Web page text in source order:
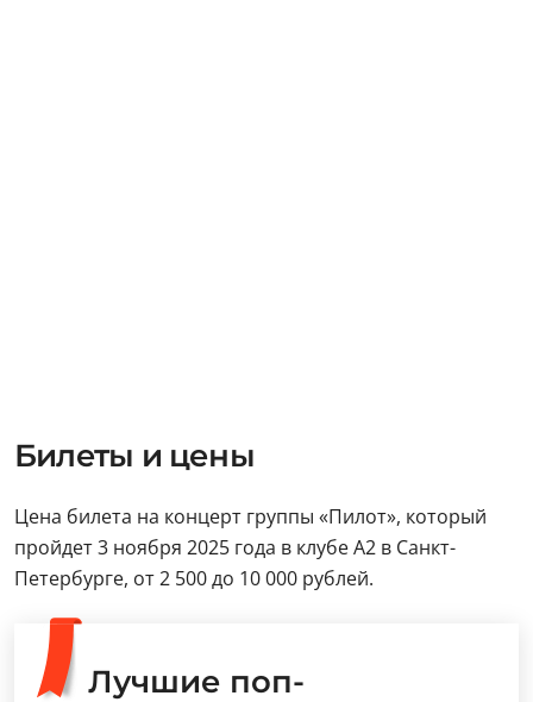
Билеты и цены
Цена билета на концерт группы «Пилот», который
пройдет 3 ноября 2025 года в клубе А2 в Санкт-
Петербурге, от 2 500 до 10 000 рублей.
Лучшие поп-